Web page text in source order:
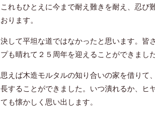
これもひとえに今まで耐え難きを耐え、忍び
おります。
決して平坦な道ではなかったと思います。皆
プも晴れて２５周年を迎えることができまし
思えば木造モルタルの知り合いの家を借りて
長することができました。いつ潰れるか、ヒ
ても懐かしく思い出します。